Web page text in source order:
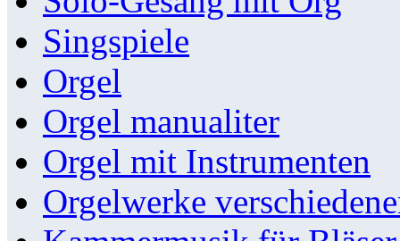
Singspiele
Orgel
Orgel manualiter
Orgel mit Instrumenten
Orgelwerke